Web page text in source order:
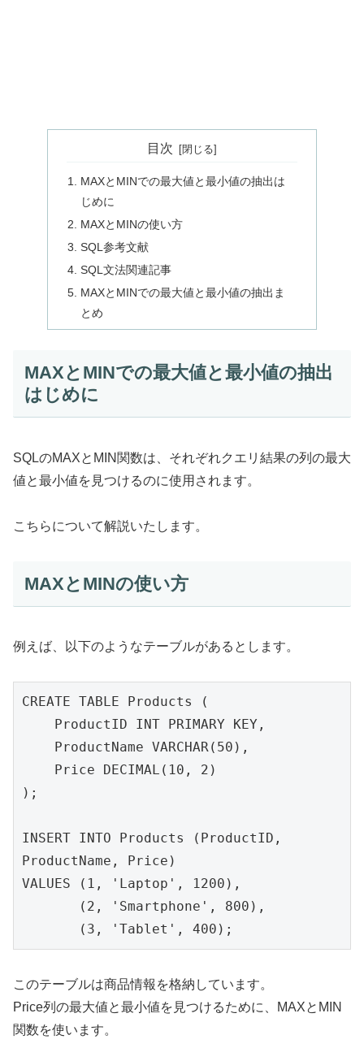
目次
MAXとMINでの最大値と最小値の抽出は
じめに
MAXとMINの使い方
SQL参考文献
SQL文法関連記事
MAXとMINでの最大値と最小値の抽出ま
とめ
MAXとMINでの最大値と最小値の抽出
はじめに
SQLのMAXとMIN関数は、それぞれクエリ結果の列の最大
値と最小値を見つけるのに使用されます。
こちらについて解説いたします。
MAXとMINの使い方
例えば、以下のようなテーブルがあるとします。
CREATE TABLE Products (
    ProductID INT PRIMARY KEY,
    ProductName VARCHAR(50),
    Price DECIMAL(10, 2)
);
INSERT INTO Products (ProductID,
ProductName, Price)
VALUES (1, 'Laptop', 1200),
       (2, 'Smartphone', 800),
       (3, 'Tablet', 400);
このテーブルは商品情報を格納しています。
Price列の最大値と最小値を見つけるために、MAXとMIN
関数を使います。